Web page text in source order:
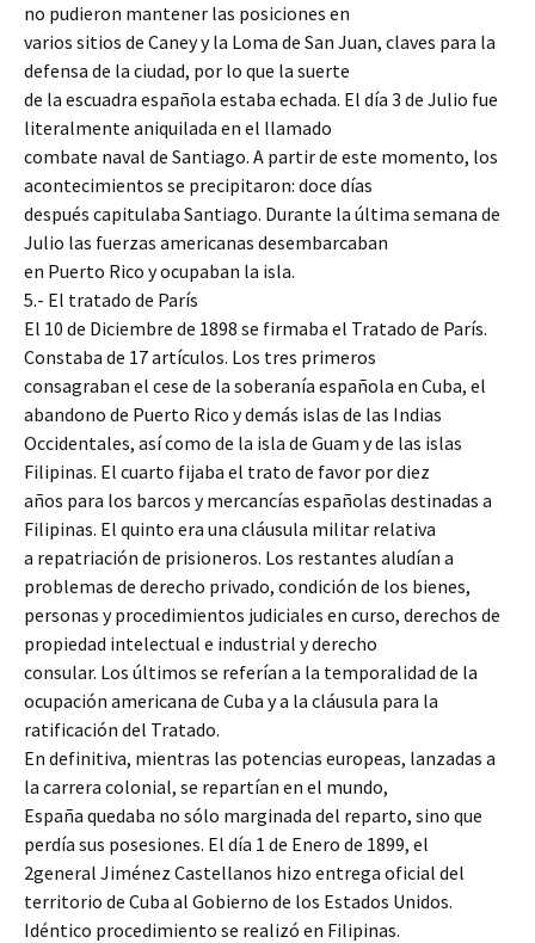
no pudieron mantener las posiciones en
varios sitios de Caney y la Loma de San Juan, claves para la
defensa de la ciudad, por lo que la suerte
de la escuadra española estaba echada. El día 3 de Julio fue
literalmente aniquilada en el llamado
combate naval de Santiago. A partir de este momento, los
acontecimientos se precipitaron: doce días
después capitulaba Santiago. Durante la última semana de
Julio las fuerzas americanas desembarcaban
en Puerto Rico y ocupaban la isla.
5.- El tratado de París
El 10 de Diciembre de 1898 se firmaba el Tratado de París.
Constaba de 17 artículos. Los tres primeros
consagraban el cese de la soberanía española en Cuba, el
abandono de Puerto Rico y demás islas de las Indias
Occidentales, así como de la isla de Guam y de las islas
Filipinas. El cuarto fijaba el trato de favor por diez
años para los barcos y mercancías españolas destinadas a
Filipinas. El quinto era una cláusula militar relativa
a repatriación de prisioneros. Los restantes aludían a
problemas de derecho privado, condición de los bienes,
personas y procedimientos judiciales en curso, derechos de
propiedad intelectual e industrial y derecho
consular. Los últimos se referían a la temporalidad de la
ocupación americana de Cuba y a la cláusula para la
ratificación del Tratado.
En definitiva, mientras las potencias europeas, lanzadas a
la carrera colonial, se repartían en el mundo,
España quedaba no sólo marginada del reparto, sino que
perdía sus posesiones. El día 1 de Enero de 1899, el
2general Jiménez Castellanos hizo entrega oficial del
territorio de Cuba al Gobierno de los Estados Unidos.
Idéntico procedimiento se realizó en Filipinas.